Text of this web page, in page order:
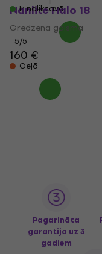
Ir noliktavā
Nanlite Halo 18
Gredzena gaisma
5/5
160 €
Ceļā
Pagarināta
garantija uz 3
gadiem